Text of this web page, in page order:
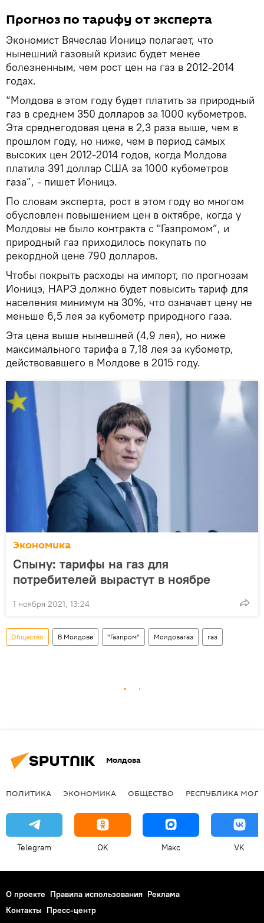
Прогноз по тарифу от эксперта
Экономист Вячеслав Ионицэ полагает, что
нынешний газовый кризис будет менее
болезненным, чем рост цен на газ в 2012-2014
годах.
“Молдова в этом году будет платить за природный
газ в среднем 350 долларов за 1000 кубометров.
Эта среднегодовая цена в 2,3 раза выше, чем в
прошлом году, но ниже, чем в период самых
высоких цен 2012-2014 годов, когда Молдова
платила 391 доллар США за 1000 кубометров
газа”, - пишет Ионицэ.
По словам эксперта, рост в этом году во многом
обусловлен повышением цен в октябре, когда у
Молдовы не было контракта с "Газпромом”, и
природный газ приходилось покупать по
рекордной цене 790 долларов.
Чтобы покрыть расходы на импорт, по прогнозам
Ионицэ, НАРЭ должно будет повысить тариф для
населения минимум на 30%, что означает цену не
меньше 6,5 лея за кубометр природного газа.
Эта цена выше нынешней (4,9 лея), но ниже
максимального тарифа в 7,18 лея за кубометр,
действовавшего в Молдове в 2015 году.
Экономика
Спыну: тарифы на газ для
потребителей вырастут в ноябре
1 ноября 2021, 13:24
Общество В Молдове "Газпром" Молдовагаз газ
Молдова
ПОЛИТИКА ЭКОНОМИКА ОБЩЕСТВО РЕСПУБЛИКА
Telegram OK Макс VK
О проекте Правила использования Реклама
Контакты Пресс-центр